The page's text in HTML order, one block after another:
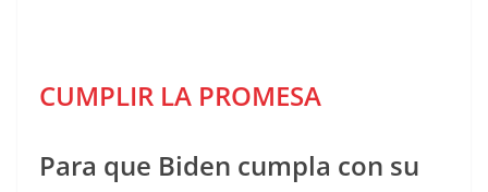
CUMPLIR LA PROMESA
Para que Biden cumpla con su